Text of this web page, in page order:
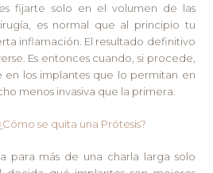
fijarte solo en el volumen de las
es normal que al principio tu
inflamación. El resultado definitivo
Es entonces cuando, si procede,
en los implantes que lo permitan en
menos invasiva que la primera.
se quita una Prótesis?
para más de una charla larga solo